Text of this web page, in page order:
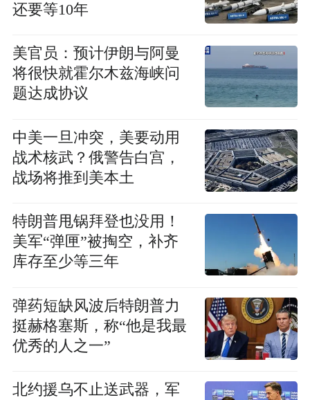
还要等10年
美官员：预计伊朗与阿曼
将很快就霍尔木兹海峡问
题达成协议
中美一旦冲突，美要动用
战术核武？俄警告白宫，
战场将推到美本土
特朗普甩锅拜登也没用！
美军“弹匣”被掏空，补齐
库存至少等三年
弹药短缺风波后特朗普力
挺赫格塞斯，称“他是我最
优秀的人之一”
北约援乌不止送武器，军